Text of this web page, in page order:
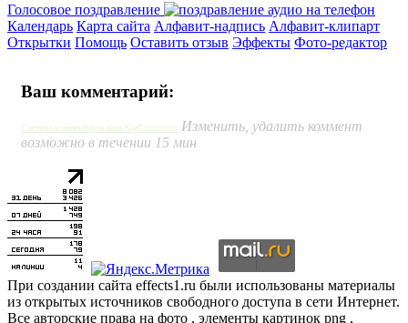
Голосовое поздравление
Календарь Карта сайта Алфавит-надпись Алфавит-клипарт
Открытки Помощь Оставить отзыв Эффекты Фото-редактор
Ваш комментарий:
Система комментирования SigComments Изменить, удалить коммент
возможно в течении 15 мин
При создании сайта effects1.ru были использованы материалы
из открытых источников свободного доступа в сети Интернет.
Все авторские права на фото , элементы картинок png ,